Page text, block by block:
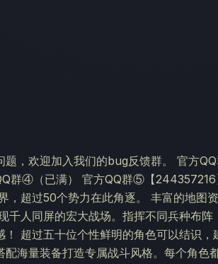
题，欢迎加入我们的bug反馈群。 官方
群④（已满） 官方QQ群⑤【244357216
超过50个势力在此角逐。 丰富的地图
千人同屏的宏大战场。指挥不同兵种布阵
超过五十位个性鲜明的角色可以结识，
海量装备打造专属战斗风格。每个角色